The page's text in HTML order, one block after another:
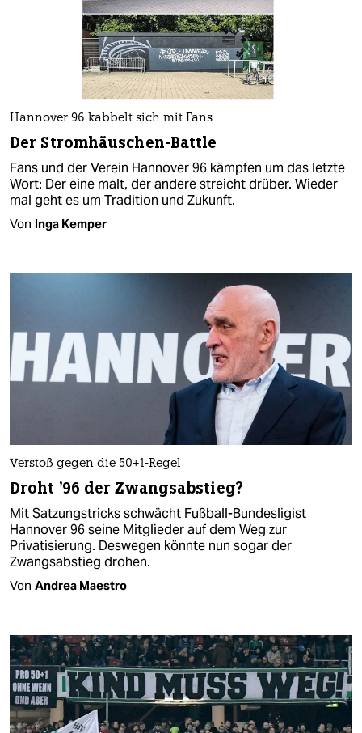
Hannover 96 kabbelt sich mit Fans
Der Stromhäuschen-Battle
Fans und der Verein Hannover 96 kämpfen um das letzte
Wort: Der eine malt, der andere streicht drüber. Wieder
mal geht es um Tradition und Zukunft.
Von Inga Kemper
Verstoß gegen die 50+1-Regel
Droht '96 der Zwangsabstieg?
Mit Satzungstricks schwächt Fußball-Bundesligist
Hannover 96 seine Mitglieder auf dem Weg zur
Privatisierung. Deswegen könnte nun sogar der
Zwangsabstieg drohen.
Von Andrea Maestro